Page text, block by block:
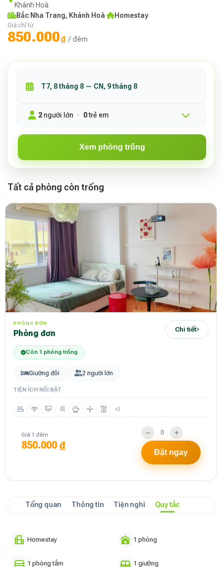
Khánh Hoà
Bắc Nha Trang, Khánh Hoà· Homestay
Giá chỉ từ
850.000₫ / đêm
2 người lớn 0trẻ em
Xem phòng trống
Tất cả phòng còn trống
PHÒNG ĐƠN
phòng đơn Chi tiết
Còn 1 phòng trống
Giường đôi 2 người lớn
TIỆN ÍCH NỔI BẬT
+3
Giá 1 đêm
850.000 ₫
Đặt ngay
Tổng quan Thông tin Tiện nghi Quy tắc
Homestay 1 phòng
1 phòng tắm 1 giường